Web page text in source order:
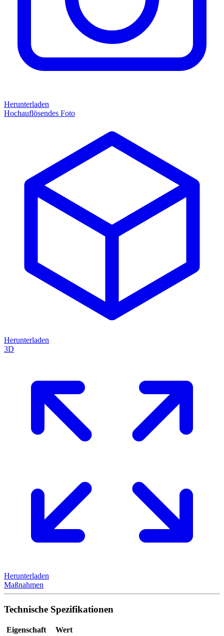
Herunterladen
Hochauflösendes Foto
Herunterladen
3D
Herunterladen
Maßnahmen
Technische Spezifikationen
Eigenschaft
Wert